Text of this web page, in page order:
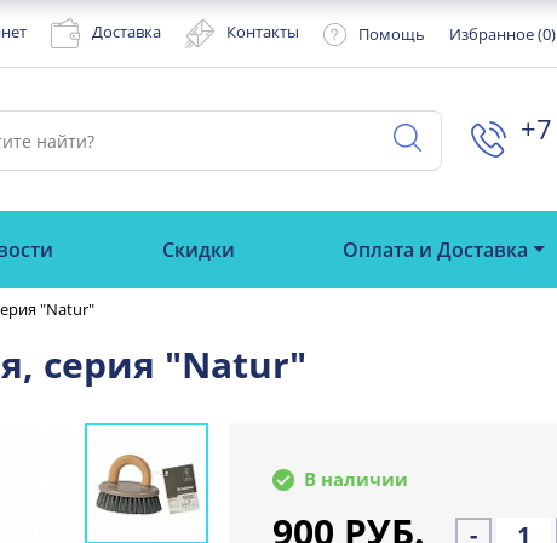
Доставка Контакты Помощь Избранное (0)
Скидки Оплата и Доставка
"Natur"
серия "Natur"
В наличии
900 РУБ. -